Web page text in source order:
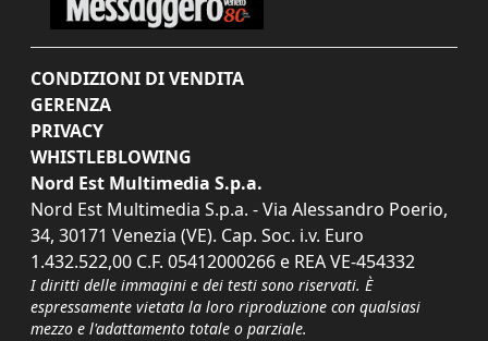
CONDIZIONI DI VENDITA
GERENZA
PRIVACY
WHISTLEBLOWING
Nord Est Multimedia S.p.a.
Nord Est Multimedia S.p.a. - Via Alessandro Poerio,
34, 30171 Venezia (VE). Cap. Soc. i.v. Euro
1.432.522,00 C.F. 05412000266 e REA VE-454332
I diritti delle immagini e dei testi sono riservati. È
espressamente vietata la loro riproduzione con qualsiasi
mezzo e l'adattamento totale o parziale.